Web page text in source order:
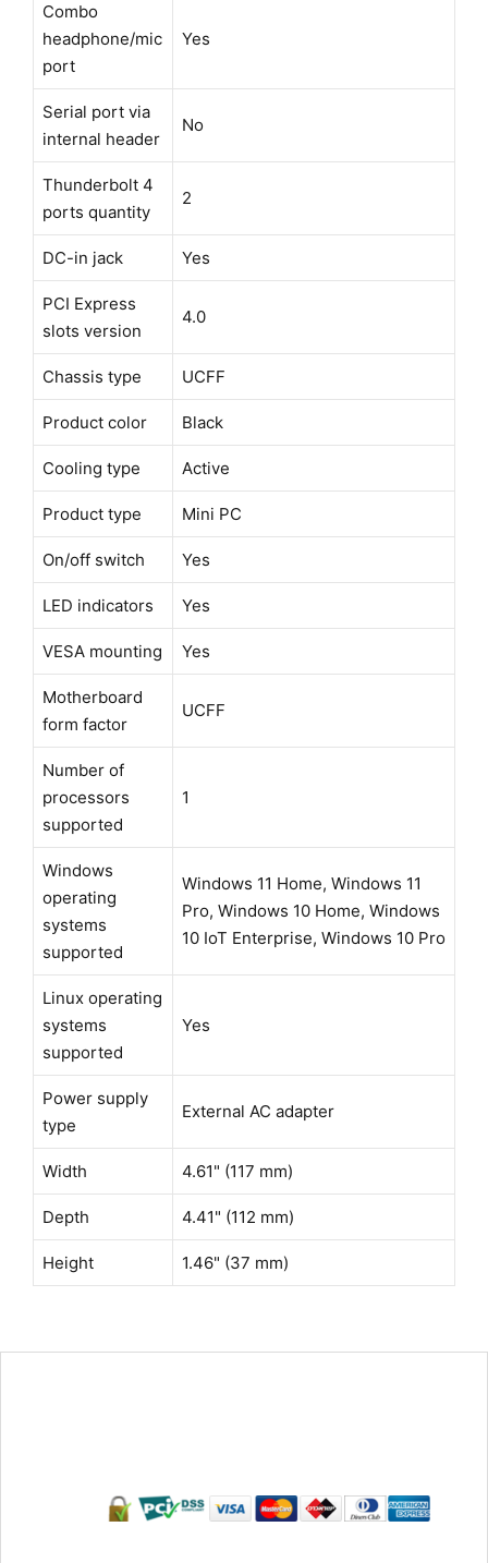
Combo
headphone/mic
port
Yes
Serial port via
internal header
No
Thunderbolt 4
ports quantity
2
DC-in jack Yes
PCI Express
slots version
4.0
Chassis type UCFF
Product color Black
Cooling type Active
Product type Mini PC
On/off switch Yes
LED indicators Yes
VESA mounting Yes
Motherboard
form factor
UCFF
Number of
processors
supported
1
Windows
operating
systems
supported
Windows 11 Home, Windows 11
Pro, Windows 10 Home, Windows
10 IoT Enterprise, Windows 10 Pro
Linux operating
systems
supported
Yes
Power supply
type
External AC adapter
Width 4.61" (117 mm)
Depth 4.41" (112 mm)
Height 1.46" (37 mm)